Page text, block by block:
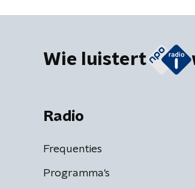
Wie luistert
Radio
Frequenties
Programma's